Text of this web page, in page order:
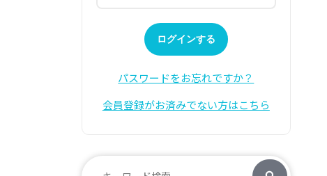
ログインする
パスワードをお忘れですか？
会員登録がお済みでない方はこちら